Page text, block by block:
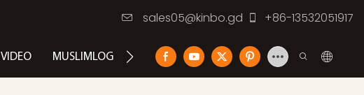
sales05@kinbo.gd +86-13532051917
VIDEO MUSLIMLOG CONTATTACI